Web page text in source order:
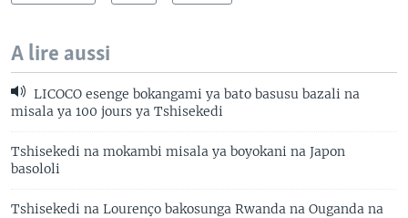
A lire aussi
LICOCO esenge bokangami ya bato basusu bazali na
misala ya 100 jours ya Tshisekedi
Tshisekedi na mokambi misala ya boyokani na Japon
basololi
Tshisekedi na Lourenço bakosunga Rwanda na Ouganda na